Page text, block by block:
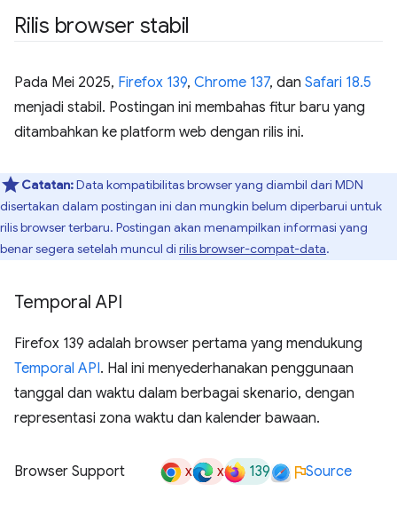
Rilis browser stabil
Pada Mei 2025, Firefox 139, Chrome 137, dan Safari 18.5
menjadi stabil. Postingan ini membahas fitur baru yang
ditambahkan ke platform web dengan rilis ini.
Catatan:Data kompatibilitas browser yang diambil dari MDN
disertakan dalam postingan ini dan mungkin belum diperbarui untuk
rilis browser terbaru. Postingan akan menampilkan informasi yang
benar segera setelah muncul di rilis browser-compat-data.
Temporal API
Firefox 139 adalah browser pertama yang mendukung
Temporal API. Hal ini menyederhanakan penggunaan
tanggal dan waktu dalam berbagai skenario, dengan
representasi zona waktu dan kalender bawaan.
Browser Support x x 139 Source